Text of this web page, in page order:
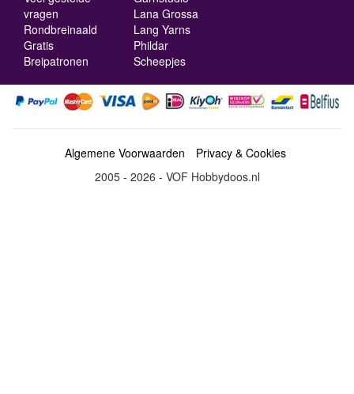
vragen
Rondbreinaald
Gratis
Breipatronen
Lana Grossa
Lang Yarns
Phildar
Scheepjes
Algemene Voorwaarden
Privacy & Cookies
2005 - 2026 - VOF Hobbydoos.nl